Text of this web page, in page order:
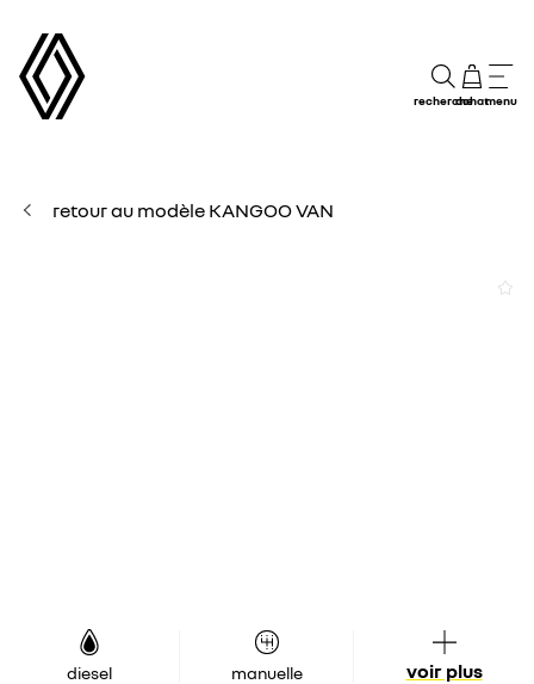
rechercheachatmenu
retour au modèle KANGOO VAN
diesel manuelle voir plus